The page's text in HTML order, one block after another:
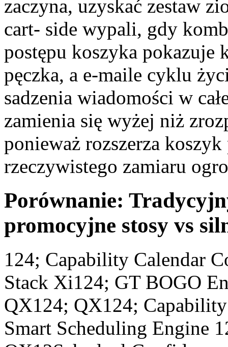
zaczyna, uzyskać zestaw
cart- side wypali, gdy
postępu koszyka pokazuje
pęczka, a e-maile cyklu
sadzenia wiadomości w
zamienia się wyżej niż
ponieważ rozszerza
rzeczywistego zamiaru
Porównanie:
promocyjne stosy vs
124; Capability Calendar
Stack Xi124; GT BOGO
QX124; QX124;
Smart Scheduling Engine